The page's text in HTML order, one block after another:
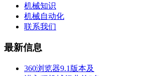
机械知识
机械自动化
联系我们
最新信息
360浏览器9.1版本及